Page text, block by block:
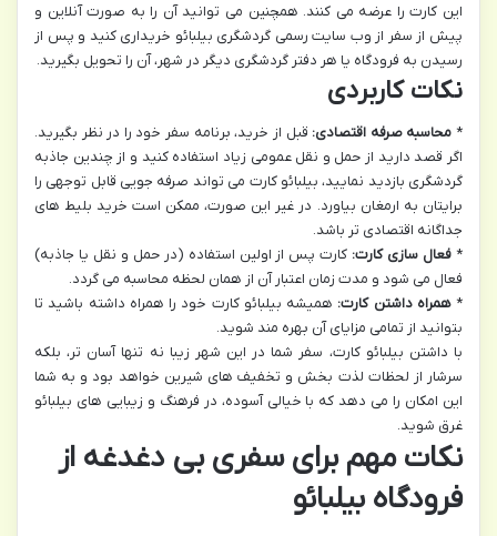
این کارت را عرضه می کنند. همچنین می توانید آن را به صورت آنلاین و
پیش از سفر از وب سایت رسمی گردشگری بیلبائو خریداری کنید و پس از
رسیدن به فرودگاه یا هر دفتر گردشگری دیگر در شهر، آن را تحویل بگیرید.
نکات کاربردی
* محاسبه صرفه اقتصادی: قبل از خرید، برنامه سفر خود را در نظر بگیرید.
اگر قصد دارید از حمل و نقل عمومی زیاد استفاده کنید و از چندین جاذبه
گردشگری بازدید نمایید، بیلبائو کارت می تواند صرفه جویی قابل توجهی را
برایتان به ارمغان بیاورد. در غیر این صورت، ممکن است خرید بلیط های
جداگانه اقتصادی تر باشد.
* فعال سازی کارت: کارت پس از اولین استفاده (در حمل و نقل یا جاذبه)
فعال می شود و مدت زمان اعتبار آن از همان لحظه محاسبه می گردد.
*همراه داشتن کارت: همیشه بیلبائو کارت خود را همراه داشته باشید تا
بتوانید از تمامی مزایای آن بهره مند شوید.
با داشتن بیلبائو کارت، سفر شما در این شهر زیبا نه تنها آسان تر، بلکه
سرشار از لحظات لذت بخش و تخفیف های شیرین خواهد بود و به شما
این امکان را می دهد که با خیالی آسوده، در فرهنگ و زیبایی های بیلبائو
غرق شوید.
نکات مهم برای سفری بی دغدغه از
فرودگاه بیلبائو